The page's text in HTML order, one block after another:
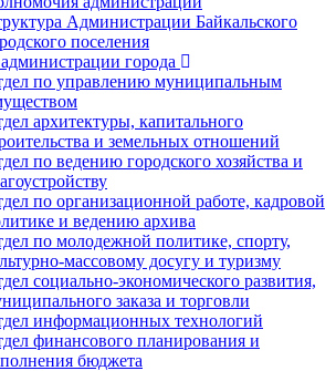
Администрации Байкальского
поселения
города
по управлению муниципальным
архитектуры, капитального
и земельных отношений
по ведению городского хозяйства и
по организационной работе, кадровой
и ведению архива
по молодежной политике, спорту,
массовому досугу и туризму
социально-экономического развития,
заказа и торговли
информационных технологий
финансового планирования и
бюджета